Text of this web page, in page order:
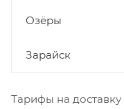
Озёры
Зарайск
Тарифы на